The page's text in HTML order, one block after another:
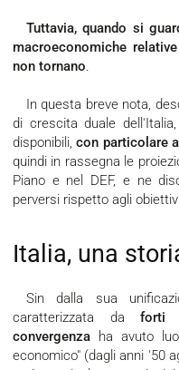
Tuttavia, quando si guardano i numeri – cioè le proiezioni
macroeconomiche
non tornano.
In questa breve nota, descriverò innanzitutto i recenti percorsi
di crescita duale
disponibili,con particolare
quindi in rassegna le
Piano e nel DEF, e ne
perversi rispetto agli
Italia, una
Sin dalla sua unificazione, l’economia italiana è stata
caratterizzata da forti
convergenza ha avuto
economico" (dagli anni '50